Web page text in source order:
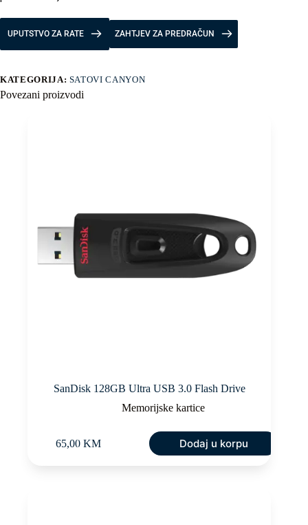
UPUTSTVO ZA RATE ZAHTJEV ZA PREDRAČUN
KATEGORIJA: SATOVI CANYON
Povezani proizvodi
SanDisk 128GB Ultra USB 3.0 Flash Drive
Memorijske kartice
65,00 KM Dodaj u korpu